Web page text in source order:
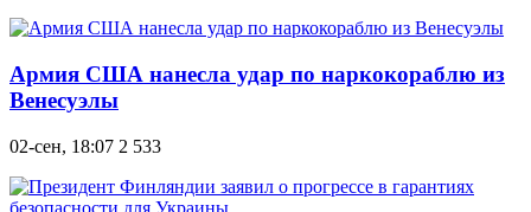
Армия США нанесла удар по наркокораблю из
Венесуэлы
02-сен, 18:07 2 533